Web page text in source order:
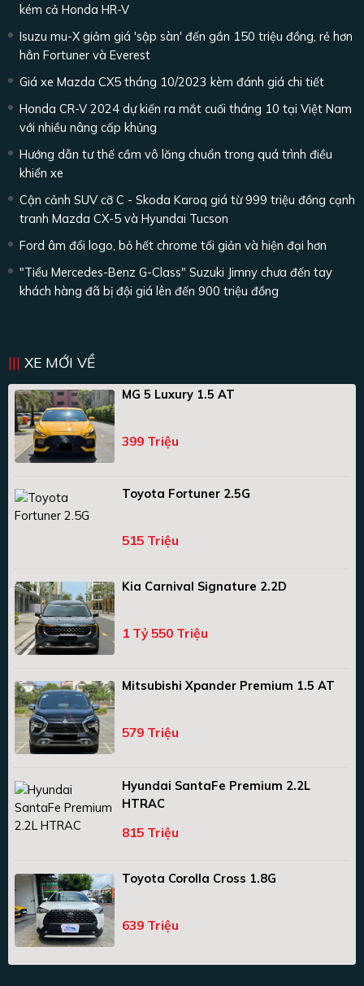
kém cả Honda HR-V
Isuzu mu-X giảm giá 'sập sàn' đến gần 150 triệu đồng, rẻ hơn
hẳn Fortuner và Everest
Giá xe Mazda CX5 tháng 10/2023 kèm đánh giá chi tiết
Honda CR-V 2024 dự kiến ra mắt cuối tháng 10 tại Việt Nam
với nhiều nâng cấp khủng
Hướng dẫn tư thế cầm vô lăng chuẩn trong quá trình điều
khiển xe
Cận cảnh SUV cỡ C - Skoda Karoq giá từ 999 triệu đồng cạnh
tranh Mazda CX-5 và Hyundai Tucson
Ford âm đổi logo, bỏ hết chrome tối giản và hiện đại hơn
"Tiểu Mercedes-Benz G-Class" Suzuki Jimny chưa đến tay
khách hàng đã bị đội giá lên đến 900 triệu đồng
XE MỚI VỀ
MG 5 Luxury 1.5 AT
399 Triệu
Toyota Fortuner 2.5G
515 Triệu
Kia Carnival Signature 2.2D
1 Tỷ 550 Triệu
Mitsubishi Xpander Premium 1.5 AT
579 Triệu
Hyundai SantaFe Premium 2.2L
HTRAC
815 Triệu
Toyota Corolla Cross 1.8G
639 Triệu